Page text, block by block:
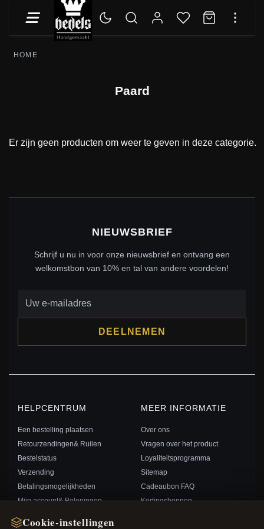
Cookie-instellingen
HOME
Paard
Er zijn geen producten om weer te geven in deze categorie.
NIEUWSBRIEF
Schrijf u nu in voor onze nieuwsbrief en ontvang een
welkomstbon van 10% en tal van andere voordelen!
DEELNEMEN
HELPCENTRUM
Een bestelling plaatsen
Retourzendingen& Ruilen
Bestelstatus
Verzending
Betalingsmogelijkheden
Mijn account& Beloningen
MEER INFORMATIE
Over ons
Vragen over het product
Loyaliteitsprogramma
Sitemap
Cadeaubon FAQ
Kortingsbonnen